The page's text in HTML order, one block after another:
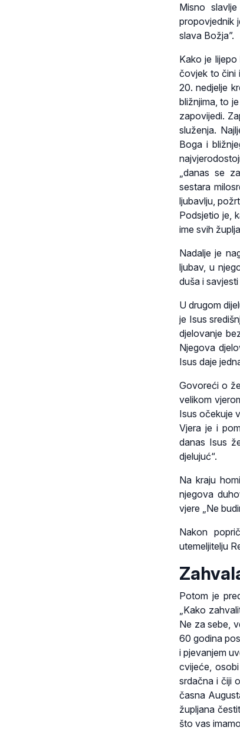
Misno
propovjednik
slava Božja”.
Kako je
čovjek to čini
20. nedjelje
bližnjima, to
zapovijedi.
služenja.
Boga i
„danas se
sestara
ljubavlju,
Podsjetio je,
ime svih
Nadalje je
ljubav, u
duša i
U drugom
je Isus
djelovanje
Njegova
Isus daje
Govoreći o
velikom
Isus očekuje
Vjera je i
danas Isus
djelujuć“.
Na kraju
njegova
vjere „Ne
Nakon
utemeljitelju
Potom je
„Kako
Ne za sebe,
60 godina
i pjevanjem
cvijeće,
srdačna i čiji
časna
župljana
što vas